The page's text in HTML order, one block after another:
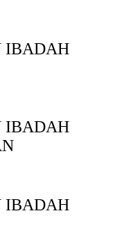
IBADAH
IBADAH
IBADAH